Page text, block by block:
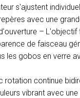
s'ajustent
avec une
–
de faisceau
les gobos en verre
rotation continue
vibrant avec